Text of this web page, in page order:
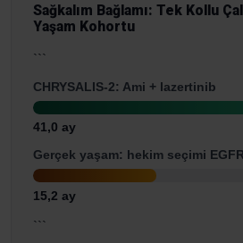
Sağkalım Bağlamı: Tek Kollu
Yaşam Kohortu
```
CHRYSALIS-2: Ami + lazertinib
41,0 ay
Gerçek yaşam: hekim seçimi
15,2 ay
```